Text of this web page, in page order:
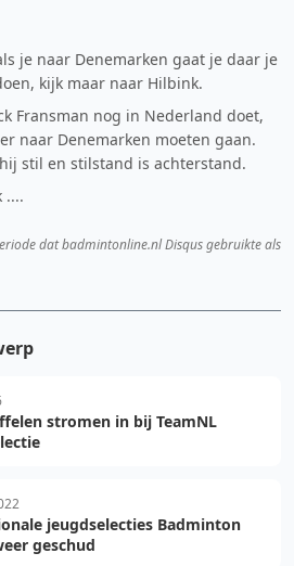
je naar Denemarken gaat je daar je
kijk maar naar Hilbink.
Fransman nog in Nederland doet,
naar Denemarken moeten gaan.
stil en stilstand is achterstand.
....
dat badmintonline.nl Disqus gebruikte als
stromen in bij TeamNL
jeugdselecties Badminton
geschud